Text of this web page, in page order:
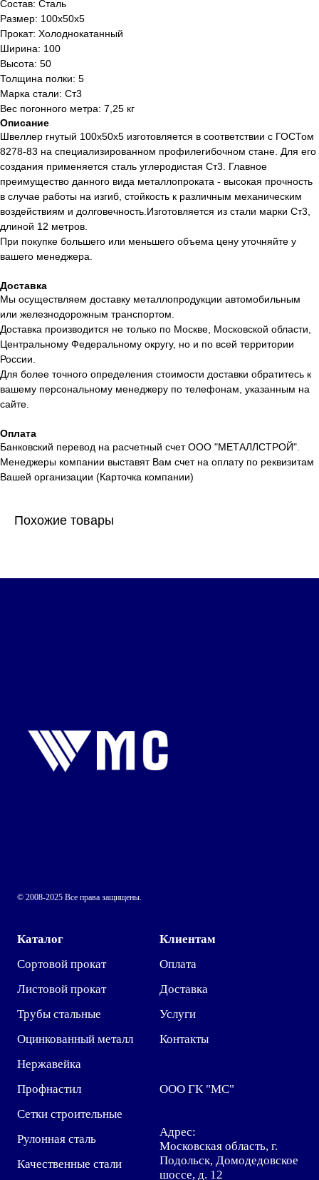
Состав: Сталь
Размер: 100x50x5
Прокат: Холоднокатанный
Ширина: 100
Высота: 50
Толщина полки: 5
Марка стали: Ст3
Вес погонного метра: 7,25 кг
Описание
Швеллер гнутый 100x50x5 изготовляется в соответствии с ГОСТом
8278-83 на специализированном профилегибочном стане. Для его
создания применяется сталь углеродистая Ст3. Главное
преимущество данного вида металлопроката - высокая прочность
в случае работы на изгиб, стойкость к различным механическим
воздействиям и долговечность.Изготовляется из стали марки Ст3,
длиной 12 метров.
При покупке большего или меньшего объема цену уточняйте у
вашего менеджера.
Доставка
Мы осуществляем доставку металлопродукции автомобильным
или железнодорожным транспортом.
Доставка производится не только по Москве, Московской области,
Центральному Федеральному округу, но и по всей территории
России.
Для более точного определения стоимости доставки обратитесь к
вашему персональному менеджеру по телефонам, указанным на
сайте.
Оплата
Банковский перевод на расчетный счет ООО "МЕТАЛЛСТРОЙ".
Менеджеры компании выставят Вам счет на оплату по реквизитам
Вашей организации (Карточка компании)
Похожие товары
© 2008-2025 Все права защищены.
Каталог
Сортовой прокат
Листовой прокат
Трубы стальные
Оцинкованный металл
Нержавейка
Профнастил
Сетки строительные
Рулонная сталь
Качественные стали
Клиентам
Оплата
Доставка
Услуги
Контакты
ООО ГК "МС"
Адрес:
Московская область, г.
Подольск, Домодедовское
шоссе, д. 12